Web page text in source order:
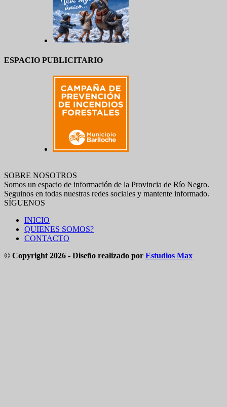
ESPACIO PUBLICITARIO
SOBRE NOSOTROS
Somos un espacio de información de la Provincia de Río Negro.
Seguinos en todas nuestras redes sociales y mantente informado.
SÍGUENOS
INICIO
QUIENES SOMOS?
CONTACTO
© Copyright 2026 - Diseño realizado por Estudios Max